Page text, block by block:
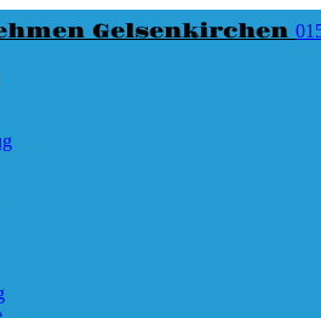
Gelsenkirchen